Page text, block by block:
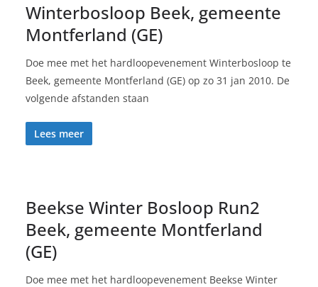
Winterbosloop Beek, gemeente
Montferland (GE)
Doe mee met het hardloopevenement Winterbosloop te
Beek, gemeente Montferland (GE) op zo 31 jan 2010. De
volgende afstanden staan
Lees meer
Beekse Winter Bosloop Run2
Beek, gemeente Montferland
(GE)
Doe mee met het hardloopevenement Beekse Winter